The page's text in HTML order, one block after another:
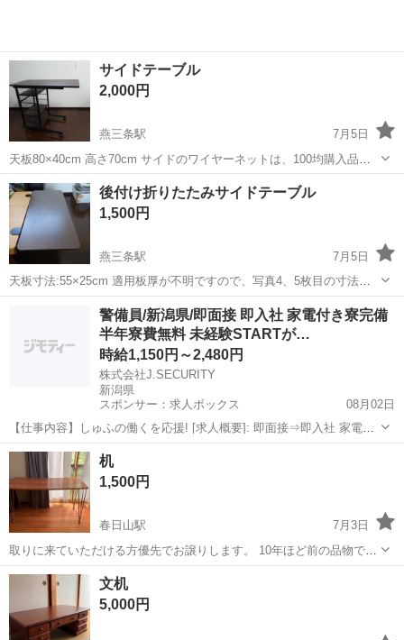
サイドテーブル
2,000円
燕三条駅
7月5日
天板80×40cm 高さ70cm サイドのワイヤーネットは、100均購入品を
インシュロックで取り付けてあります。インシュロックを切れば外れ
ます。
新潟 三条市 燕三条駅 オフィス用家具 サイドテーブル
後付け折りたたみサイドテーブル
1,500円
燕三条駅
7月5日
天板寸法:55×25cm 適用板厚が不明ですので、写真4、5枚目の寸法を
ご確認ください。
三条市 燕三条駅 オフィス用家具 サイドテーブル
警備員/新潟県/即面接 即入社 家電付き寮完備
半年寮費無料 未経験STARTが…
時給1,150円～2,480円
株式会社J.SECURITY
新潟県
スポンサー：求人ボックス
08月02日
【仕事内容】しゅふの働くを応援! [求人概要]: 即面接⇒即入社 家電付
き寮完備&半年寮費無料 未経験STARTが90%以上 入社祝金最大15万
円!日払い可!週2～OK シフト自由 ブランクOK! [職種名]: イベント警
備・施設...
アルバイト・パート
机
1,500円
春日山駅
7月3日
取りに来ていただける方優先でお譲りします。 10年ほど前の品物で
す。 真ん中が少したわんでいます。 120センチ✖️50センチ 高さ70セ
新潟 上越市 春日山駅
文机
5,000円